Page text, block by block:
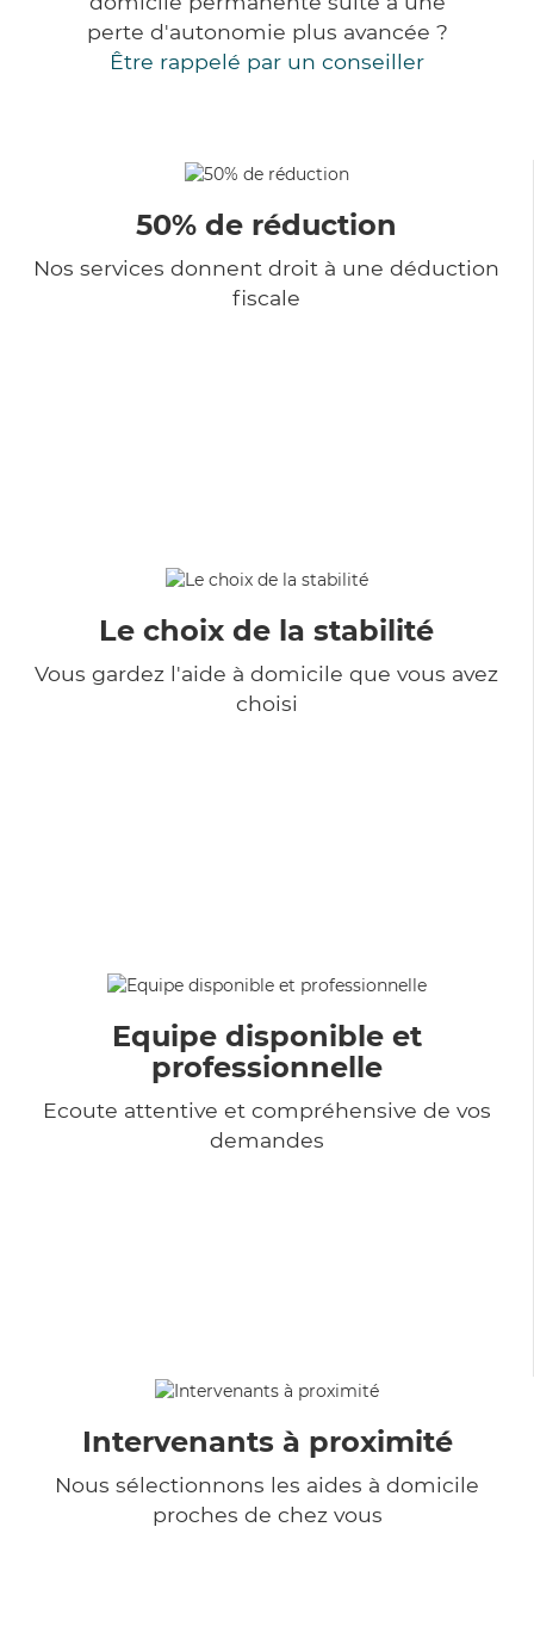
perte d'autonomie plus avancée ?
Être rappelé par un conseiller
50% de réduction
Nos services donnent droit à une déduction
fiscale
Le choix de la stabilité
Vous gardez l'aide à domicile que vous avez
choisi
Equipe disponible et
professionnelle
Ecoute attentive et compréhensive de vos
demandes
Intervenants à proximité
Nous sélectionnons les aides à domicile
proches de chez vous